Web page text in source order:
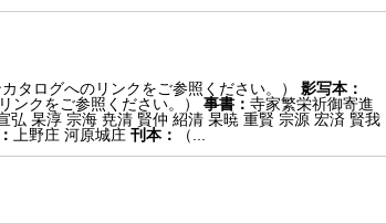
タログへのリンクをご参照ください。）
影写本：
ンクをご参照ください。）
事書： 寺家繁栄祈御寄進
弘 杲淳 宗海 尭清 賢仲 紹清 杲暁 重賢 宗源 宏済 賢我
上野庄 河原城庄 刊本： （...